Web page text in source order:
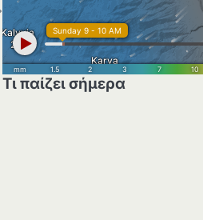
Τι παίζει σήμερα